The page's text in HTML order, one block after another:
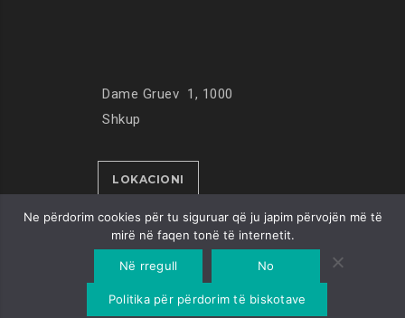
Dame Gruev 1, 1000
Shkup
LOKACIONI
© Copyright 2019. All Rights Reserved
Ne përdorim cookies për tu siguruar që ju japim përvojën më të
mirë në faqen tonë të internetit.
Në rregull No
Politika për përdorim të biskotave